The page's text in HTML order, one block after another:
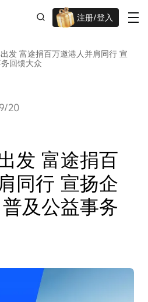
注册/登入
发 富途捐百万邀港人并肩同行 宣
回馈大众
20
发 富途捐百
同行 宣扬企
及公益事务